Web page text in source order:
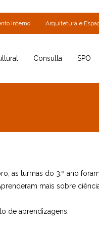
Interno Arquitetura e
Consulta SPO
as turmas do 3.º ano
mais sobre
de aprendizagens.